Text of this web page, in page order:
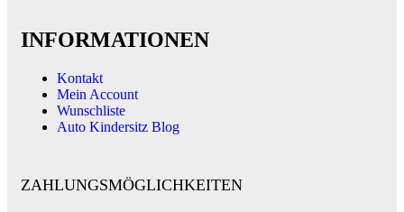
INFORMATIONEN
Kontakt
Mein Account
Wunschliste
Auto Kindersitz Blog
ZAHLUNGSMÖGLICHKEITEN